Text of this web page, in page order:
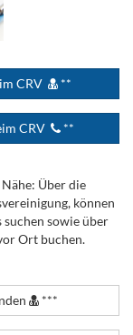
CRV **
CRV **
Über die
können
suchen sowie über
Ort buchen.
***